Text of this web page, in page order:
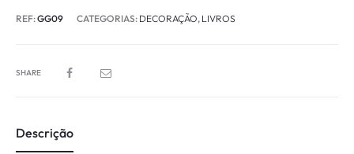
REF:GG09 CATEGORIAS: DECORAÇÃO, LIVROS
SHARE
Descrição